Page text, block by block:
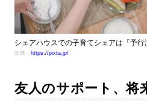
シェアハウスでの子育てシェアは「予
出典： https://pixta.jp/
友人のサポート、将